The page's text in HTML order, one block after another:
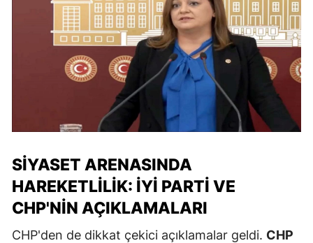
SIYASET ARENASINDA
HAREKETLILIK: İYİ PARTI VE
CHP'NIN AÇIKLAMALARI
CHP'den de dikkat çekici açıklamalar geldi. CHP